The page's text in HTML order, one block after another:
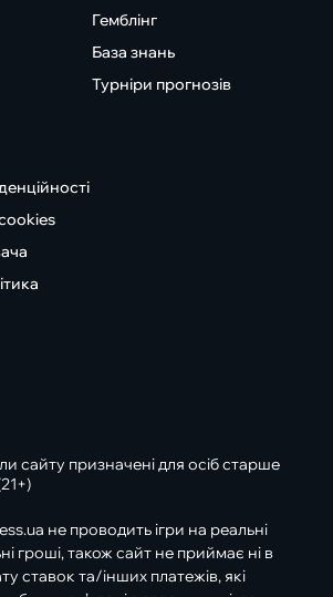
Гемблінг
База знань
Турніри прогнозів
сайту призначені для осіб старше
не проводить ігри на реальні
гроші, також сайт не приймає ні в
ставок та/інших платежів, які